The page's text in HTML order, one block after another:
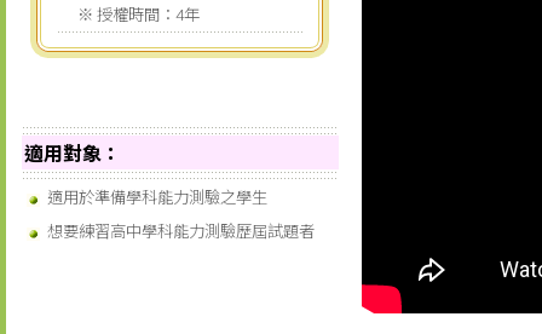
※ 授權時間：4年
適用對象：
適用於準備學科能力測驗之學生
想要練習高中學科能力測驗歷屆試題者